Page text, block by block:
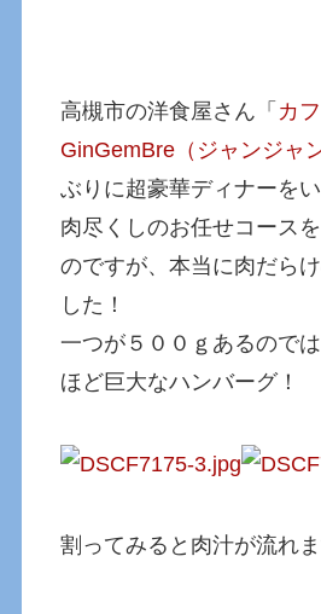
高槻市の洋食屋さん「 カ
GinGemBre（ジャンジャ
ぶりに超豪華ディナーを
肉尽くしのお任せコース
のですが、本当に肉だら
した！
一つが５００ｇあるので
ほど巨大なハンバーグ！
割ってみると肉汁が流れま